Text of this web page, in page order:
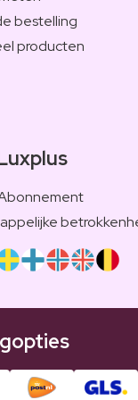
bestelling
producten